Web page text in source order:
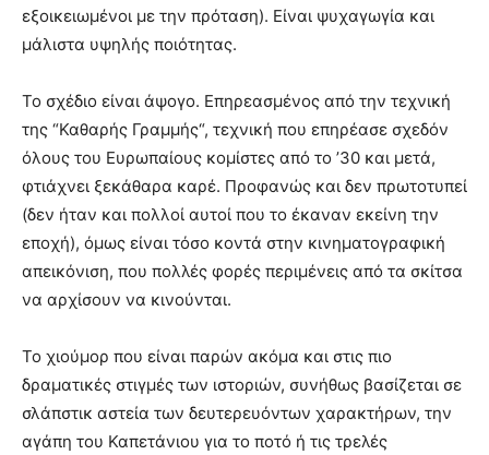
εξοικειωμένοι με την πρόταση). Είναι ψυχαγωγία και
μάλιστα υψηλής ποιότητας.
Το σχέδιο είναι άψογο. Επηρεασμένος από την τεχνική
της “Καθαρής Γραμμής“, τεχνική που επηρέασε σχεδόν
όλους του Ευρωπαίους κομίστες από το ’30 και μετά,
φτιάχνει ξεκάθαρα καρέ. Προφανώς και δεν πρωτοτυπεί
(δεν ήταν και πολλοί αυτοί που το έκαναν εκείνη την
εποχή), όμως είναι τόσο κοντά στην κινηματογραφική
απεικόνιση, που πολλές φορές περιμένεις από τα σκίτσα
να αρχίσουν να κινούνται.
Το χιούμορ που είναι παρών ακόμα και στις πιο
δραματικές στιγμές των ιστοριών, συνήθως βασίζεται σε
σλάπστικ αστεία των δευτερευόντων χαρακτήρων, την
αγάπη του Καπετάνιου για το ποτό ή τις τρελές